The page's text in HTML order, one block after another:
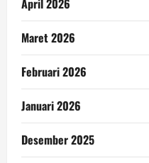
April 2026
Maret 2026
Februari 2026
Januari 2026
Desember 2025